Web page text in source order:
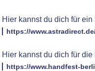
Hier kannst du dich für
https://
Hier kannst du dich für
https://www.handfest-